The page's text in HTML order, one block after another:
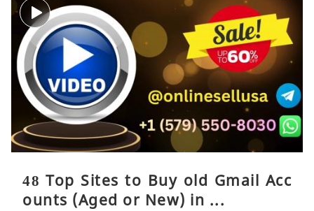
48 Top Sites to Buy old Gmail Acc
ounts (Aged or New) in ...